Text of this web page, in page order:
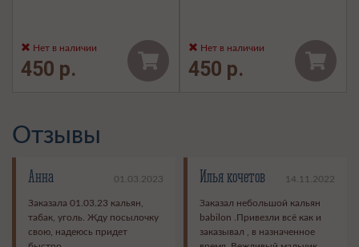
Нет в наличии
450 р.
Нет в наличии
450 р.
Отзывы
Анна 01.03.2023
Заказала 01.03.23 кальян,
табак, уголь. Жду посылочку
свою, надеюсь придет
Илья кочетов 14.11.2022
Заказал небольшой кальян
babilon .Привезли всё как и
заказывал , в назначенное